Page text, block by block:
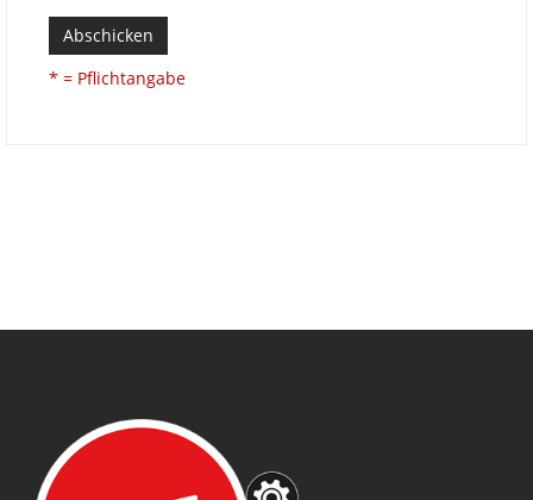
Abschicken
* = Pflichtangabe